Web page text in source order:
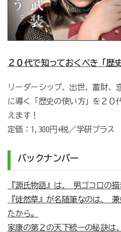
２０代で知っておくべき「歴
リーダーシップ、出世、蓄財
に導く「歴史の使い方」を２０
えます！
定価：1,300円+税／学研プラス
バックナンバー
『源氏物語』は、 男ゴコロの描
『徒然草』が名随筆なのは、
たから。
家康の第２の天下統一の秘訣は